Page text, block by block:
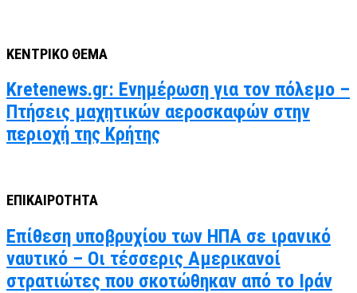
ΚΕΝΤΡΙΚΟ ΘΕΜΑ
Kretenews.gr: Ενημέρωση για τον πόλεμο –
Πτήσεις μαχητικών αεροσκαφών στην
περιοχή της Κρήτης
ΕΠΙΚΑΙΡΟΤΗΤΑ
Επίθεση υποβρυχίου των ΗΠΑ σε ιρανικό
ναυτικό – Οι τέσσερις Αμερικανοί
στρατιώτες που σκοτώθηκαν από το Ιράν